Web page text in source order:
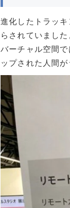
進化したトラッ
らされていました
バーチャル空間
ップされた人間